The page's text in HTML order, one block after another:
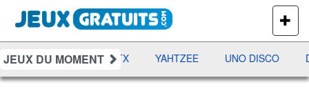
PLUS
DE
JEUX
JEUX DU MOMENT
RAMI JETX YAHTZEE UNO DISCO